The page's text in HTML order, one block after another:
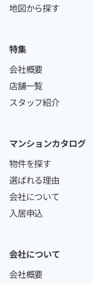
地図から探す
特集
会社概要
店舗一覧
スタッフ紹介
マンションカタログ
物件を探す
選ばれる理由
会社について
入居申込
会社について
会社概要